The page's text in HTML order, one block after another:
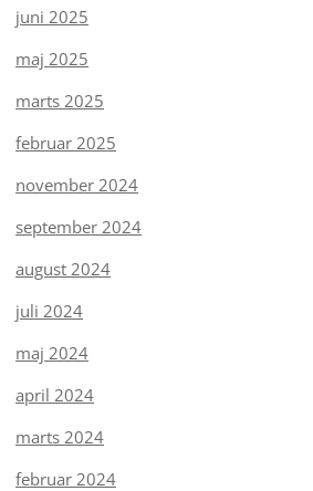
juni 2025
maj 2025
marts 2025
februar 2025
november 2024
september 2024
august 2024
juli 2024
maj 2024
april 2024
marts 2024
februar 2024